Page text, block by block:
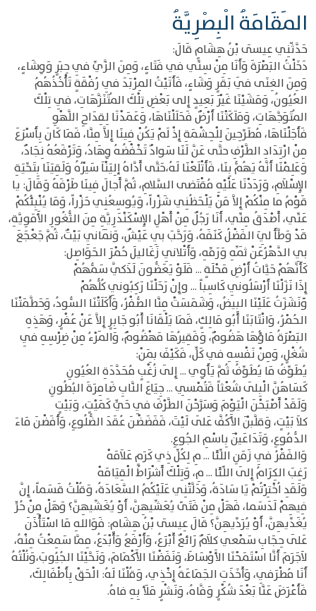
المَقَامَةُ الْبِصْرِيَّةُ
حَدَّثّنِي عِيسَى بْنُ هِشَامٍ قَالَ:
دَخَلْتُ البَصْرَةَ وَأَنَا مِنْ سِنِّي في فَتَاءٍ، وَمِنَ الزَّيِّ فِي حِبَرٍ وَوِشَاءٍ،
وَمِنَ الغِنَى فَي بَقَرٍ وَشَاءٍ، فَأَتَيْتُ المِرْبَدَ فِي رُفْقَةٍ تَأْخُذُهُمُ
العُيُونُ، وَمَشَيْنَا غَيْرَ بَعِيدٍ إِلى بَعْضِ تِلْكَ المُتَنَزَّهَاتِ، فِي تِلْكَ
المُتَوَجَّهَاتِ، وَمَلَكَتْنَا أَرْضٌ فَحَلَلْنَاهَا، وَعَمَدْنَا لِقِدَاحِ اللَّهْوِ
فَأَجَلْنَاهَا، مُطَرِّحِينَ لِلْحِشْمَةِ إِذْ لَمْ يَكُنْ فِينَا إِلاَّ مِنَّا، فَمَا كَانَ بِأَسْرَعَ
مِنْ ارْتِدَادِ الطَّرْفِ حتَّى عَنَّ لَنَا سَوادٌ تَخْفْضُهُ وِهَادُ، وَتَرْفَعُهُ نِجَادٌ،
وَعَلِمْنَا أَنَّهُ يَهُمُّ بِنَا، فَأَتْلَعْنَا لَهُ،حَتَّى أَدَّاهُ إلِيَنْاَ سَيْرُهُ وَلَقِيَنَا بِتَحِّيَةِ
الإِسْلاَمِ، وَرَدَدْنَا عَلْيْهِ مُقْتَضى السَّلامِ، ثُمَّ أَجالَ فِينَا طَرْفَهُ وَقَالَ: يا
قَوْمُ ما مِنْكُمْ إِلاَّ مَنْ يَلْحَظُنِي شَزْراً، وَيُوسِعُنِي حَزْراً، وَمَا يُنْبِئُكُمْ
عَنِّي، أَصْدَقُ مِنِّي، أَنَا رَجُلٌ مِنْ أَهْلِ الإِسْكَنْدَرِيَّةِ مِنَ الثُّغُورِ الأَمَوِيَّةِ،
قَدْ وَطَّأَ لِيَ الفَضْلُ كَنَفَهُ، وَرَحَّبَ بِي عَيْشٌ، وَنَمَانِي بَيْتٌ، ثُمَّ جَعْجَعَ
بِي الدَّهْرُعَنْ ثَمِّهِ وَرَمِّهِ، وَأَتْلانِي زَغَاليلَ حُمْرَ الحَوَاصِل:
كَأَنَّهُمْ حَيَّاتُ أَرْضِ مَحْلَةٍ ... فَلَوْ يَعَضُّونَ لَذَكَّي سَمُّهُمْ
إِذَا نَزَلْنَا أَرْسَلُونِي كَاسِباً ... وإِنْ رَحَلْنَا رَكِبُونِي كُلُّهُمْ
وََنَشَزَتُ عَلَيْنَا البِيضُ، وَشَمَسَتْ مِنَّا الصُّفْرُ، وَأَكَلَتْنَا السُّودُ، وَحَطَّمَتْنَا
الحُمْرُ، وَانْتَابَنَا أَبُو مَالِكٍ، فَمَا يَلْقَانَا أَبُو جَابِرٍ إِلاَّ عَنْ عُفْرٍ، وَهَذِهِ
البَصْرَةُ مَاؤُهَا هَضُومٌ، وَفَقِيرُهَا مَهْضُومٌ، وَالمَرْءُ مِنْ ضِرْسِهِ فِي
شُغْلٍ، وَمِنْ نَفْسِهِ في كَلٍّ، فَكَيْفَ بِمَنْ:
يُطَوِّفُ مَا يُطَوِّفُ ثُمَّ يَأَوِي ... إِلَى زُغْبٍ مُحَدَّدَةِ العُيُونِ
كَسَاهُنَّ الْبِلَى شُعْثاً فَتُمْسِي ... جِيَاعَ النَّابِ ضَامِرَةَ البُطُونِ
وَلَقَدْ أَصْبَحْنَ الْيَوْمَ وَسَرَّحْنَ الطَّرْفَ فِي حَيٍّ كَمَيْتٍ، وَبَيْتٍ
كلاَ بَيْتٍ، وَقلَّبْنَ الأَكُفَّ عَلَى لَيْتَ، فَفَضَضْنَ عُقَدَ الضُّلُوعِ، وَأَفَضْنَ مَاءَ
الدُّمُوعِ، وَتَدَاعَيْنَ بِاسْمِ الجُوعِ.
وَالفَقْرُ فِي زَمَنِ اللِّئَا ... مِ لِكُلِّ ذِي كَرَمٍ عَلاَمَهْ
رَغِبَ الكِرَامُ إِلَى اللِّئَا ... مِ، وَتِلْكَ أَشْرَاطُ الْقِيَامَهْ
وَلَقَدِ اُخْتِرْتُمْ يَا سَادَةُ، وَدَلَّتْنِي عَلَيْكُمُ السَّعَادَةُ، وَقُلْتُ قَسَماً، إِنَّ
فِيهِمْ لَدَسَما، فَهَلْ مِنْ فَتَىً يُعَشِّيهِنَّ، أَوْ يُغَشِّيهِنَّ؟ وَهَلْ مِنْ حُرٍّ
يُغَدِّيهِنَّ، أَوْ يُرَدِّيهِنَّ؟ قَالَ عِيسَى بْنُ هِشَامٍ: فَوَاللهِ مَا اسْتَأْذَنَ
عَلَى حِجَابِ سَمْعي كلاَمٌ رَائعٌ أَبْرَعُ، وَأَرْفَعُ وَأَبْدَعُ، مِمَّا سَمِعْتُ مِنْهُ،
لاَجَرَمَ أَنَّا اسْتَمَحْنَا الأَوْسَاطَ، وَنَفَضْنَا الأَكْمَامَ، وَنَحَّيْنَا الجُيُوبَ،وَنُلْتُهُ
أَنَا مُطْرَفِي، وَأَخَذَتِ الجَمَاعَةُ إِخْذِي، وَقُلْنَا لَهُ: الْحَقْ بِأَطْفَالِكَ،
فَأَعْرَضَ عَنَّا بَعْدَ شُكْرٍ وَفَّاهُ، وَنَشْرٍ مَلَأ بِهِ فاهُ.